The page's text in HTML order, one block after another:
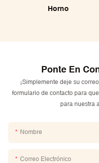
Horno
Ponte En
¡Simplemente deje su
formulario de contacto para
para nuestra
Nombre
Correo Electrónico